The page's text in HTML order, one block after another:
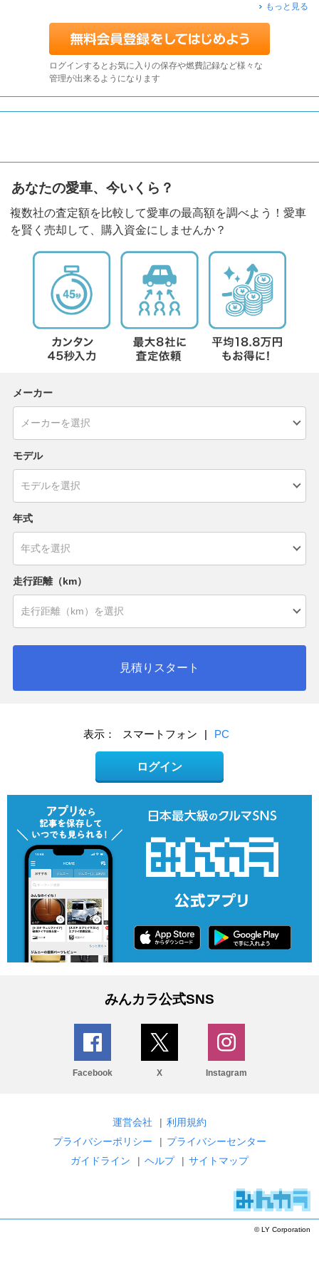
もっと見る
ログインするとお気に入りの保存や燃費記録など様々な
管理が出来るようになります
あなたの愛車、今いくら？
複数社の査定額を比較して愛車の最高額を調べよう！愛車
を賢く売却して、購入資金にしませんか？
メーカー
モデル
年式
走行距離（km）
見積りスタート
表示： スマートフォン | PC
ログイン
みんカラ公式SNS
Facebook X Instagram
運営会社 | 利用規約
プライバシーポリシー
| プライバシーセンター
ガイドライン
| ヘルプ | サイトマップ
© LY Corporation